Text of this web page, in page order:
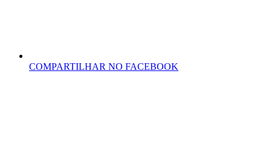
COMPARTILHAR NO FACEBOOK